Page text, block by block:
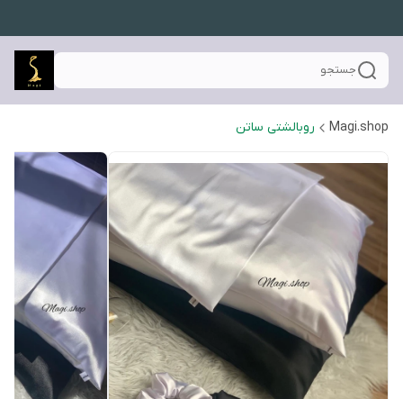
جستجو
Magi.shop روبالشتی ساتن